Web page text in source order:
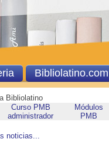
Curso PMB
administrador
Módulos
PMB
noticias...
Bibliolatino.com